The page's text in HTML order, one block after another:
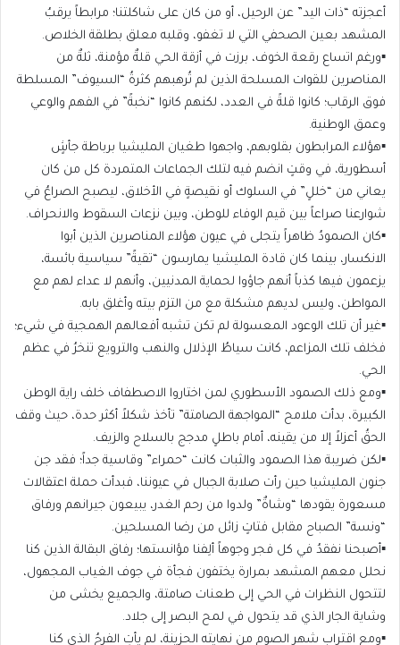
أعجزته “ذات اليد” عن الرحيل، أو من كان على شاكلتنا؛ مرابطاً يرقبُ
المشهد بعين الصحفي التي لا تغفو، وقلبه معلق بطلقة الخلاص.
▪️ورغم اتساع رقعة الخوف، برزت في أزقة الحي قلةٌ مؤمنة، ثلةٌ من
المناصرين للقوات المسلحة الذين لم تُرهبهم كثرةُ “السيوف” المسلطة
فوق الرقاب؛ كانوا قلةً في العدد، لكنهم كانوا “نخبةً” في الفهم والوعي
وعمق الوطنية.
▪️هؤلاء المرابطون بقلوبهم، واجهوا طغيان المليشيا برباطة جأشٍ
أسطورية، في وقتٍ انضم فيه لتلك الجماعات المتمردة كل من كان
يعاني من “خللٍ” في السلوك أو نقيصةٍ في الأخلاق، ليصبح الصراعُ في
شوارعنا صراعاً بين قيم الوفاء للوطن، وبين نزعات السقوط والانحراف.
▪️كان الصمودُ ظاهراً يتجلى في عيون هؤلاء المناصرين الذين أبوا
الانكسار، بينما كان قادة المليشيا يمارسون “تقيةً” سياسية بائسة،
يزعمون فيها كذباً أنهم جاؤوا لحماية المدنيين، وأنهم لا عداء لهم مع
المواطن، وليس لديهم مشكلة مع من التزم بيته وأغلق بابه.
▪️غير أن تلك الوعود المعسولة لم تكن تشبه أفعالهم الهمجية في شيء؛
فخلف تلك المزاعم، كانت سياطُ الإذلال والنهب والترويع تنخرُ في عظم
الحي.
▪️ومع ذلك الصمود الأسطوري لمن اختاروا الاصطفاف خلف راية الوطن
الكبيرة، بدأت ملامح “المواجهة الصامتة” تأخذ شكلاً أكثر حدة، حيث وقف
الحقُ أعزلاً إلا من يقينه، أمام باطلٍ مدجج بالسلاح والزيف.
▪️لكن ضريبة هذا الصمود والثبات كانت “حمراء” وقاسية جداً؛ فقد جن
جنون المليشيا حين رأت صلابة الجبال في عيوننا، فبدأت حملة اعتقالات
مسعورة يقودها “وشاةٌ” ولدوا من رحم الغدر، يبيعون جيرانهم ورفاق
“ونسة” الصباح مقابل فتاتٍ زائل من رضا المسلحين.
▪️أصبحنا نفقدُ في كل فجر وجوهاً ألِفنا مؤانستها؛ رفاق البقالة الذين كنا
نحلل معهم المشهد بمرارة يختفون فجأة في جوف الغياب المجهول،
لتتحول النظرات في الحي إلى طعنات صامتة، والجميع يخشى من
وشاية الجار الذي قد يتحول في لمح البصر إلى جلاد.
▪️ومع اقتراب شهر الصوم من نهايته الحزينة، لم يأتِ الفرحُ الذي كنا